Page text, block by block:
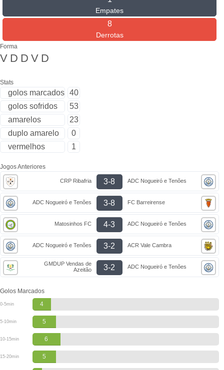
Empates
8
Derrotas
Forma
V D D V D
Stats
golos marcados 40
golos sofridos
53
amarelos
23
duplo amarelo
0
vermelhos
1
Jogos Anteriores
CRP Ribafria 3-8 ADC Nogueiró e Tenões
ADC Nogueiró e Tenões 3-8 FC Barreirense
Matosinhos FC 4-3 ADC Nogueiró e Tenões
ADC Nogueiró e Tenões 3-2 ACR Vale Cambra
GMDUP Vendas de
Azeitão
3-2 ADC Nogueiró e Tenões
Golos Marcados
0-5min 4
5-10min 5
10-15min 6
15-20min 5